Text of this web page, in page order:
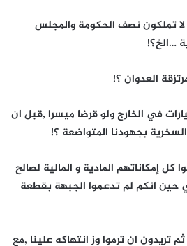
لا تملكون نصف الحكومة والمجلس
…الخ؟!
العدوان ؟!
في الخارج ولو قرضا ميسرا ,قبل ان
بجهودنا المتواضعة ؟!
إمكاناتهم المادية و المالية لصالح
حين انكم لم تدعموا الجبهة بقطعة
تريدون ان ترموا وز انتهاكه علينا ,مع